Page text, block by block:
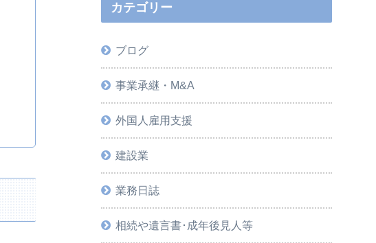
カテゴリー
ブログ
事業承継・M&A
外国人雇用支援
建設業
業務日誌
相続や遺言書･成年後見人等